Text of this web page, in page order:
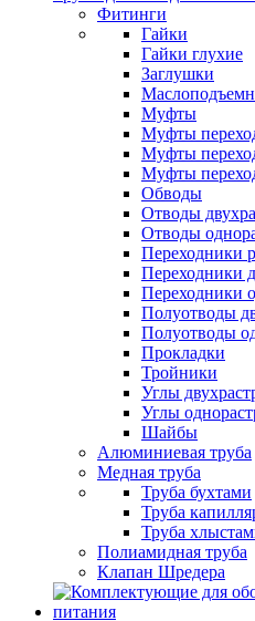
Фитинги
Гайки
Гайки глухие
Заглушки
Муфты
Муфты
Муфты
Муфты
Обводы
Отводы
Отводы
Переходники
Переходники
Переходники
Полуотводы
Полуотводы
Прокладки
Тройники
Углы
Углы
Шайбы
Алюминиевая труба
Медная труба
Труба бухтами
Труба
Труба
Полиамидная труба
Клапан Шредера